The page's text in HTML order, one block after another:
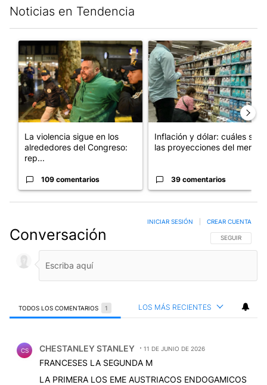
Noticias en Tendencia
Un artículo de tendencia con el título "La violencia sigue en
La violencia sigue en los
alrededores del Congreso:
rep...
109 comentarios
Un artículo de tendencia con
Inflación y dólar: cuáles son
las proyecciones del merc...
39 comentarios
Conversación SIGA ESTA
SEGUIR
INICIAR SESIÓN CREAR CUENTA
TODOS LOS COMENTARIOS 1 LOS MÁS RECIENTES
CS CHESTANLEY STANLEY 11 DE JUNIO DE 2026
FRANCESES LA SEGUNDA M
LA PRIMERA LOS EME AUSTRIACOS ENDOGAMICOS